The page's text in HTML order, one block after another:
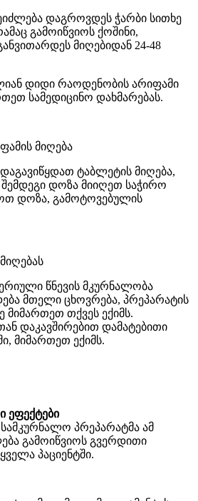
დაგროვდეს ჭარბი სითხე
გამოიწვიოს ქოშინი,
მიღებიდან 24-48
დიდი რაოდენობის არიფამი
სამედიცინო დახმარებას.
მიღება
ტაბლეტის მიღება,
დოზა მიიღეთ საჭირო
დოზა, გამოტოვებულის
წნევის მკურნალობა
მთელი ცხოვრება, პრეპარატის
მიმართეთ თქვეს ექიმს.
დაკავშირებით დამატებითი
მიმართეთ ექიმს.
ეფექტები
პრეპარატმა ამ
გამოიწვიოს გვერდითი
პაციენტში.